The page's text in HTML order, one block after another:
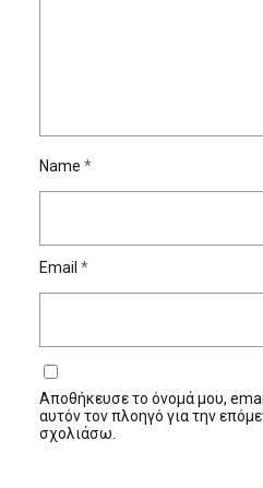
Name *
Email *
Αποθήκευσε το όνομά μου,
αυτόν τον πλοηγό για την
σχολιάσω.